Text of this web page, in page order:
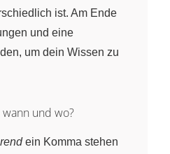
ist. Am Ende
und eine
um dein Wissen zu
und wo?
ein Komma stehen